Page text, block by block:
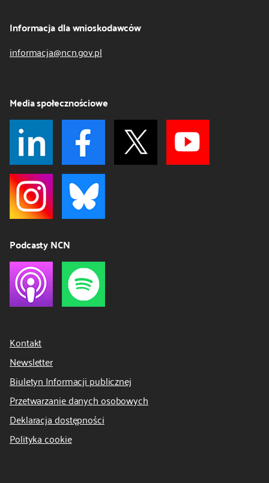
Informacja dla wnioskodawców
informacja@ncn.gov.pl
Media społecznościowe
Podcasty NCN
Kontakt
Newsletter
Biuletyn Informacji publicznej
Przetwarzanie danych osobowych
Deklaracja dostępności
Polityka cookie